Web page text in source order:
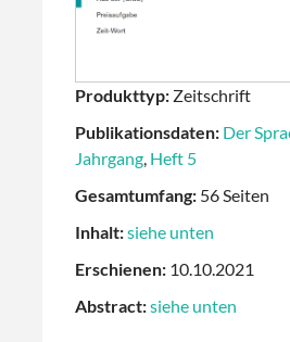
Produkttyp: Zeitschrift
Publikationsdaten: Der
Jahrgang, Heft 5
Gesamtumfang: 56 Seiten
Inhalt:siehe unten
Erschienen: 10.10.2021
Abstract:siehe unten